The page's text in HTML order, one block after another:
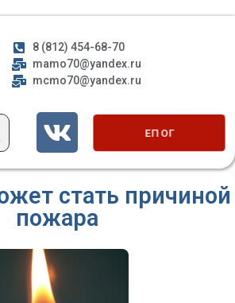
8 (812) 454-68-70
mamo70@yandex.ru
mcmo70@yandex.ru
ЕП ОГ
стать причиной
пожара